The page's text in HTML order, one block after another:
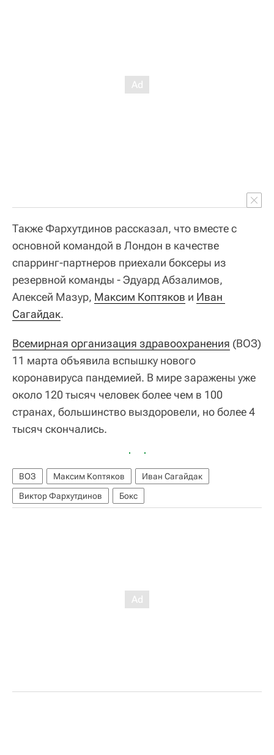
Также Фархутдинов рассказал, что вместе с
основной командой в Лондон в качестве
спарринг-партнеров приехали боксеры из
резервной команды - Эдуард Абзалимов,
Алексей Мазур, Максим Коптяков и Иван
Сагайдак.
Всемирная организация здравоохранения (ВОЗ)
11 марта объявила вспышку нового
коронавируса пандемией. В мире заражены уже
около 120 тысяч человек более чем в 100
странах, большинство выздоровели, но более 4
тысяч скончались.
ВОЗ Максим Коптяков
Иван Сагайдак
Виктор Фархутдинов
Бокс